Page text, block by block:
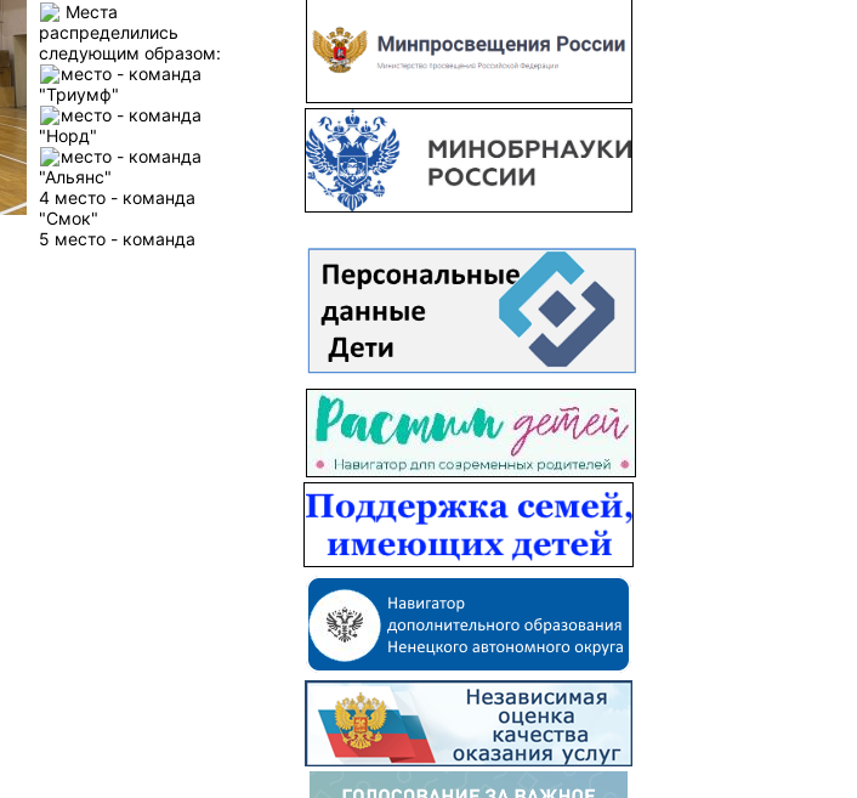
Места
распределились
следующим образом:
место - команда
"Триумф"
место - команда
"Норд"
место - команда
"Альянс"
4 место - команда
"Смок"
5 место - команда